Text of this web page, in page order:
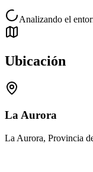
Analizando el
Ubicación
La Aurora
La Aurora, Provincia